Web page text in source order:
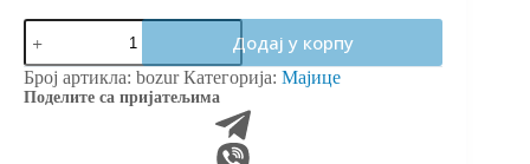
Божур
количина
Додај у корпу
Број артикла: bozur Категорија: Мајице
Поделите са пријатељима